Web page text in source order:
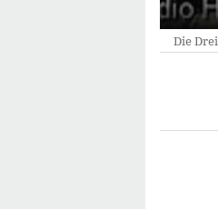
Die